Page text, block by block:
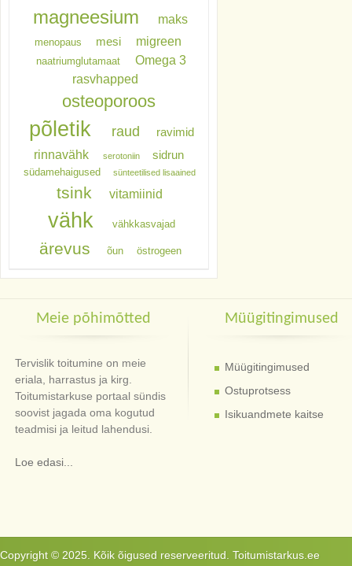
magneesium maks
menopaus mesi migreen
naatriumglutamaat
Omega 3
rasvhapped
osteoporoos
põletik raud ravimid
rinnavähk serotoniin sidrun
südamehaigused sünteetilised lisaained
tsink vitamiinid
vähk vähkkasvajad
ärevus õun östrogeen
Meie põhimõtted
Tervislik toitumine on meie
eriala, harrastus ja kirg.
Toitumistarkuse portaal sündis
soovist jagada oma kogutud
teadmisi ja leitud lahendusi.
Loe edasi...
Müügitingimused
Müügitingimused
Ostuprotsess
Isikuandmete kaitse
Copyright © 2025. Kõik õigused reserveeritud. Toitumistarkus.ee